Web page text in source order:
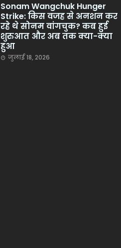
Sonam Wangchuk Hunger
Strike: किस वजह से अनशन कर
रहे थे सोनम वांगचुक? कब हुई
शुरुआत और अब तक क्या-क्या
हुआ
जुलाई 18, 2026